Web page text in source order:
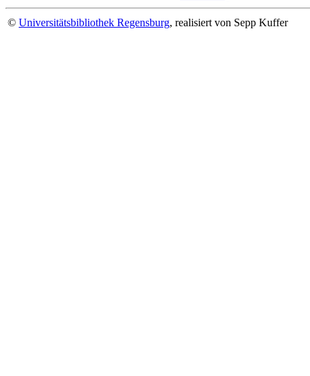
© Universitätsbibliothek Regensburg, realisiert von Sepp Kuffer